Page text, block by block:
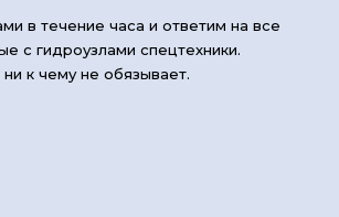
в течение часа и ответим на все
с гидроузлами спецтехники.
к чему не обязывает.